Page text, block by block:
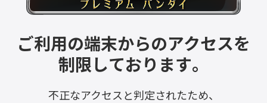
ご利用の端末からのアクセスを
制限しております。
不正なアクセスと判定されたため、